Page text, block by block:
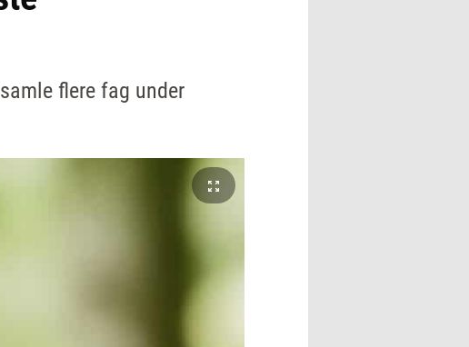
flere fag under